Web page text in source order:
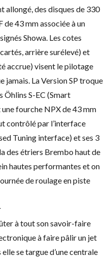
allongé, des disques de 330
de 43 mm associée à un
Showa. Les cotes
arrière surélevé) et
accrue) visent le pilotage
jamais. La Version SP troque
Öhlins S-EC (Smart
fourche NPX de 43 mm
contrôlé par l’interface
Tuning interface) et ses 3
des étriers Brembo haut de
hautes performantes et on
de roulage en piste
à tout son savoir-faire
à faire pâlir un jet
se targue d’une centrale